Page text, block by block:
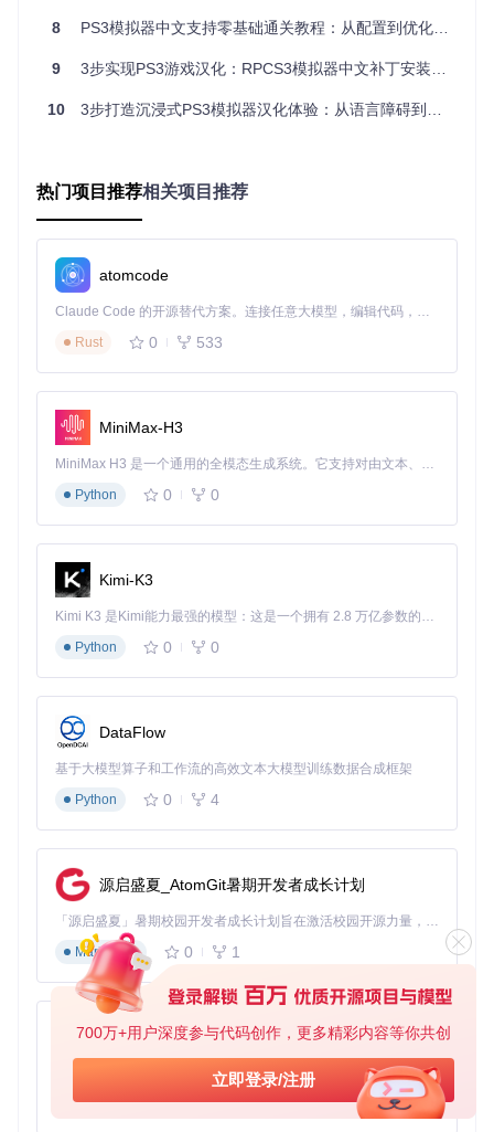
700万+用户深度参与代码创作，更多精彩内容等你共创
立即登录/注册
e.com/GitHub_Trending/rp/rpcs3
按照BUILDING.md文档完成编译安装
添加游戏
通过"文件"→"添加游戏"导入游戏备份
等待模拟器完成游戏数据扫描
三种汉化方案对比与实施
根据技术水平和需求，选择最适合的汉化方案，以下是三种方
案的详细对比和操作步骤。
方案对比总览
方案
难
度
别
适用场景
文件
直接
部署
法
初
额外工具
量操作
补丁
器集
成法
级
理、图形界
面偏好者
作、集中
管理
能、部分老版
本不支持
高级
定制
专
求、技术测
试
义、支持
理、有系统风
适合初次接触汉化的用户，通过简单的文件操作即可实现汉
化。
定位补丁目录
Linux系统：
Windows系统：%APPDATA%\rpcs3\patches\
macOS系统：
pcs3/patches/
将下载的YAML格式补丁文件复制到上述目录
8 PS3模拟器中文支持零基础通关教程：从配置到优化的完整指南
9 3步实现PS3游戏汉化：RPCS3模拟器中文补丁安装全攻略
10 3步打造沉浸式PS3模拟器汉化体验：从语言障碍到完美中文环境
热门项目推荐相关项目推荐
atomcode
Claude Code 的开源替代方案。连接任意大模型，编辑代码，运行命令，自动验证 — 全自动执行。用 Rust 构建，极致性能。 ｜ An open-source alternative to Claude Code. Connect any LLM, edit code, run commands, and verify changes — autonomously. Built in Rust for speed. Get Started
Rust
0 533
MiniMax-H3
MiniMax H3 是一个通用的全模态生成系统。它支持对由文本、图像、视频和音频组成的多模态上下文进行统一理解，并能生成分辨率高达 2K、时长可达 15 秒的带原生立体声音频的视频。得益于面向任务泛化的系统设计，H3 在预训练阶段就已具备广泛的多模态上下文理解与生成能力，能够出色地执行复杂的多模态指令。
Python
0 0
Kimi-K3
Kimi K3 是Kimi能力最强的模型：这是一个拥有 2.8 万亿参数的混合专家（MoE）模型，具备原生视觉理解能力，并支持 100 万 token 的上下文窗口。
Python
0 0
DataFlow
基于大模型算子和工作流的高效文本大模型训练数据合成框架
Python
0 4
源启盛夏_AtomGit暑期开发者成长计划
「源启盛夏」暑期校园开发者成长计划旨在激活校园开源力量，通过积分激励、认证扶持、资源倾斜等形式，引导高校组织和开发者完成「入驻 — 建项目 — 做贡献 — 获认证 — 得资源」的完整闭环。无论你是想带领社团入驻平台的组织者，还是希望用代码贡献证明自己的开发者，都能在这里找到属于你的成长路径。
Markdown
0 1
py-xiaozhi
基于Python的Xiaozhi AI，适用于想要完整Xiaozhi体验而无需拥有专用硬件的用户。
Python
0 1